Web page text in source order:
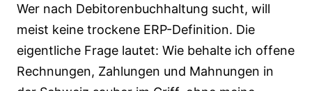
Wer nach Debitorenbuchhaltung sucht, will
meist keine trockene ERP-Definition. Die
eigentliche Frage lautet: Wie behalte ich offene
Rechnungen, Zahlungen und Mahnungen in